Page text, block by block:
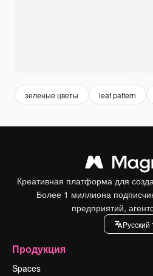
зеленые цветы leaf pattern
Креативная платформа для
Более 1 миллиона
предприятий,
Pусский
Продукция
Spaces